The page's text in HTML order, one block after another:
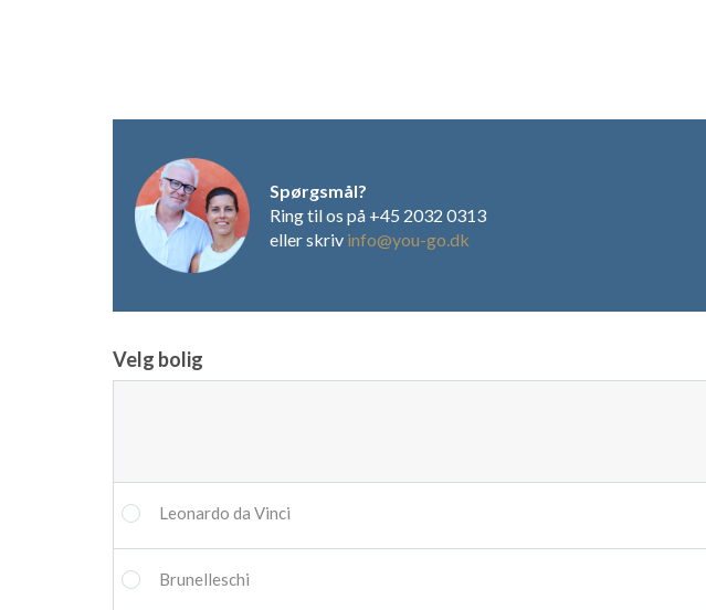
Spørgsmål?
Ring til os på +45 2032 0313
eller skriv info@you-go.dk
Velg bolig
Leonardo da Vinci
Brunelleschi